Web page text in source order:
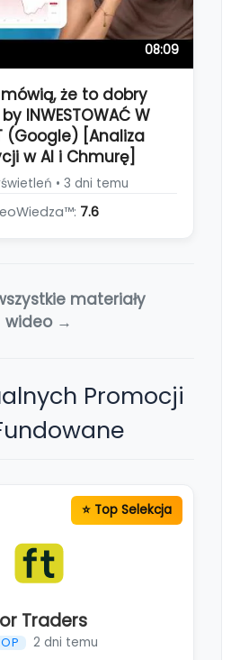
08:09
że to dobry
INWESTOWAĆ W
(Google) [Analiza
w AI i Chmurę]
• 3 dni temu
7.6
materiały
wideo →
Promocji
Traders
2 dni temu